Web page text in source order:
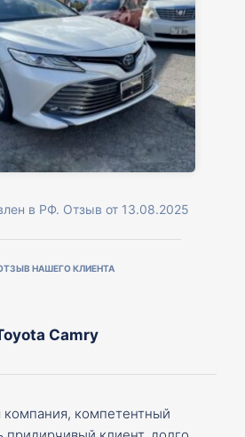
в РФ. Отзыв от 13.08.2025
НАШЕГО КЛИЕНТА
Camry
компания, компетентный